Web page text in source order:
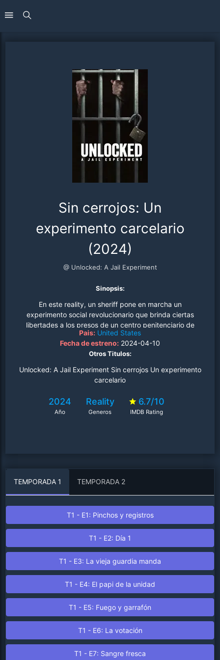
Sin cerrojos: Un
experimento carcelario
(2024)
@ Unlocked: A Jail Experiment
Sinopsis:
En este reality, un sheriff pone en marcha un
experimento social revolucionario que brinda ciertas
libertades a los presos de un centro penitenciario de
Arkansas..
Pais: United States
Fecha de estreno: 2024-04-10
Otros Titulos:
Unlocked: A Jail Experiment Sin cerrojos Un experimento
carcelario
2024
Año
Reality
Generos
6.7/10
IMDB Rating
TEMPORADA 1 TEMPORADA 2
T1 - E1: Pinchos y registros
T1 - E2: Día 1
T1 - E3: La vieja guardia manda
T1 - E4: El papi de la unidad
T1 - E5: Fuego y garrafón
T1 - E6: La votación
T1 - E7: Sangre fresca